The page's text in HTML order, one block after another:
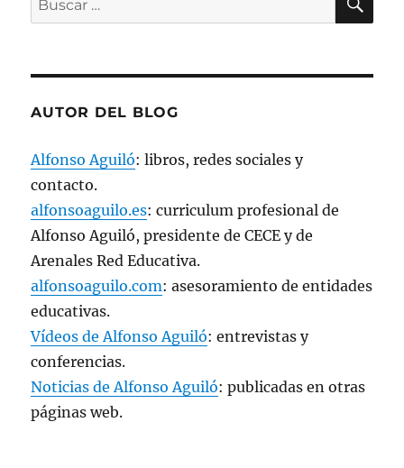
a
por:
AUTOR DEL BLOG
Alfonso Aguiló: libros, redes sociales y
contacto.
alfonsoaguilo.es: curriculum profesional de
Alfonso Aguiló, presidente de CECE y de
Arenales Red Educativa.
alfonsoaguilo.com: asesoramiento de entidades
educativas.
Vídeos de Alfonso Aguiló: entrevistas y
conferencias.
Noticias de Alfonso Aguiló: publicadas en otras
páginas web.